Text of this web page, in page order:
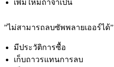
เพิ่มใหม่ถ้าจำเป็น
”ไม่สามารถลบซัพพลายเออร์ได้”
มีประวัติการซื้อ
เก็บถาวรแทนการลบ